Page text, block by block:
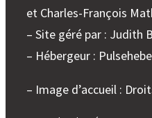
et Charles-François
– Site géré par : Judith
– Hébergeur :
– Image d’accueil :